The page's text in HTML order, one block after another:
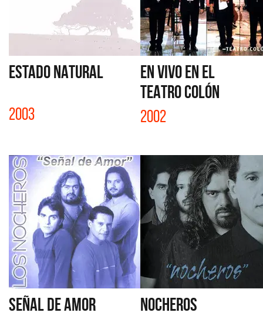
ESTADO NATURAL
2003
EN VIVO EN EL
TEATRO COLÓN
2002
SEÑAL DE AMOR NOCHEROS